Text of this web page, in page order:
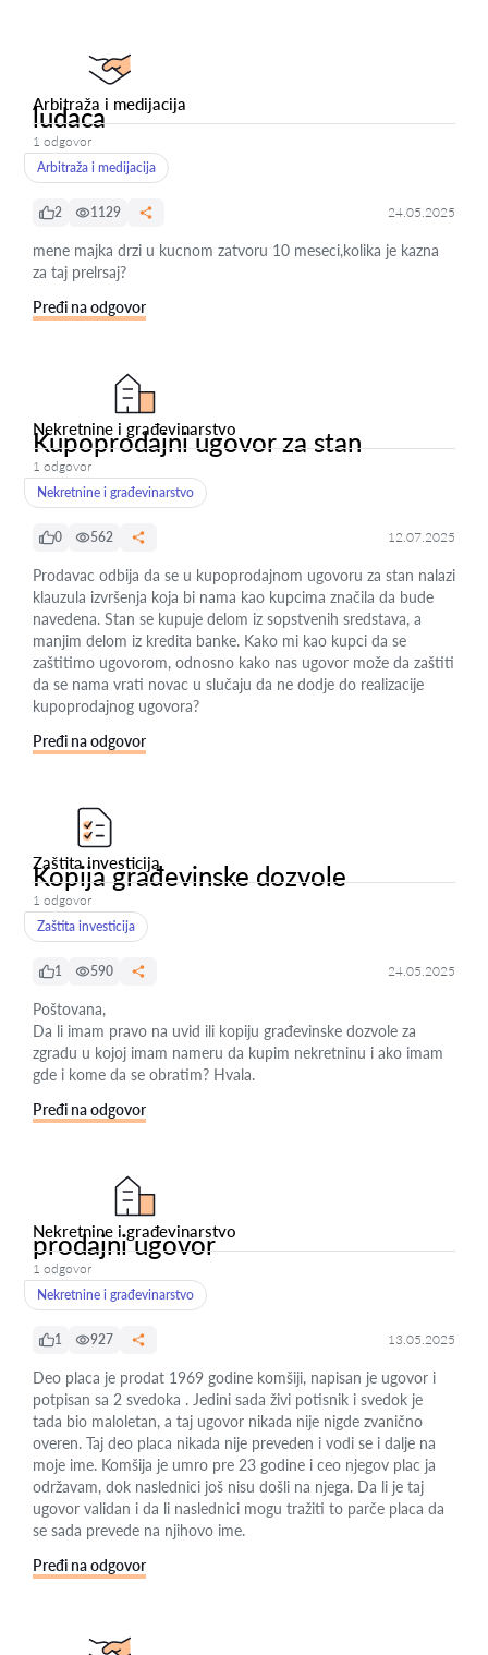
Arbitraža i medijacija
ludaca
1 odgovor
Arbitraža i medijacija
2 1129 24.05.2025
mene majka drzi u kucnom zatvoru 10 meseci,kolika je kazna
za taj prelrsaj?
Pređi na odgovor
Nekretnine i građevinarstvo
Kupoprodajni ugovor za stan
1 odgovor
Nekretnine i građevinarstvo
0 562 12.07.2025
Prodavac odbija da se u kupoprodajnom ugovoru za stan nalazi
klauzula izvršenja koja bi nama kao kupcima značila da bude
navedena. Stan se kupuje delom iz sopstvenih sredstava, a
manjim delom iz kredita banke. Kako mi kao kupci da se
zaštitimo ugovorom, odnosno kako nas ugovor može da zaštiti
da se nama vrati novac u slučaju da ne dodje do realizacije
kupoprodajnog ugovora?
Pređi na odgovor
Zaštita investicija
Kopija građevinske dozvole
1 odgovor
Zaštita investicija
1 590 24.05.2025
Poštovana,
Da li imam pravo na uvid ili kopiju građevinske dozvole za
zgradu u kojoj imam nameru da kupim nekretninu i ako imam
gde i kome da se obratim? Hvala.
Pređi na odgovor
Nekretnine i građevinarstvo
prodajni ugovor
1 odgovor
Nekretnine i građevinarstvo
1 927 13.05.2025
Deo placa je prodat 1969 godine komšiji, napisan je ugovor i
potpisan sa 2 svedoka . Jedini sada živi potisnik i svedok je
tada bio maloletan, a taj ugovor nikada nije nigde zvanično
overen. Taj deo placa nikada nije preveden i vodi se i dalje na
moje ime. Komšija je umro pre 23 godine i ceo njegov plac ja
održavam, dok naslednici još nisu došli na njega. Da li je taj
ugovor validan i da li naslednici mogu tražiti to parče placa da
se sada prevede na njihovo ime.
Pređi na odgovor